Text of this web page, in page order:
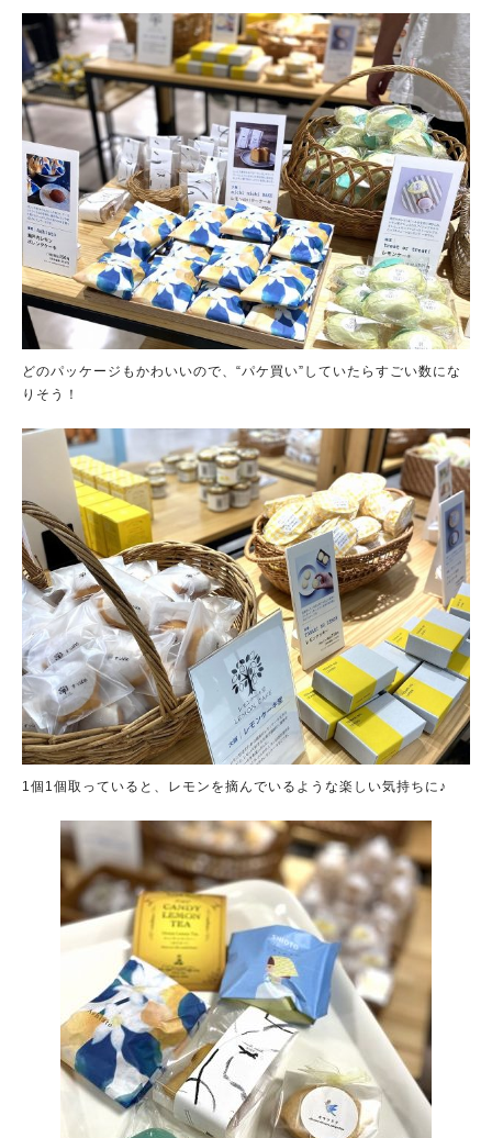
どのパッケージもかわいいので、“パケ買い”していたらすごい数にな
りそう！
1個1個取っていると、レモンを摘んでいるような楽しい気持ちに♪